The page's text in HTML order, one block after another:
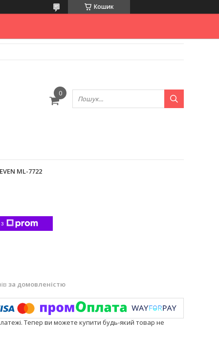
Кошик
ML-7722
за домовленістю
Тепер ви можете купити будь-який товар не